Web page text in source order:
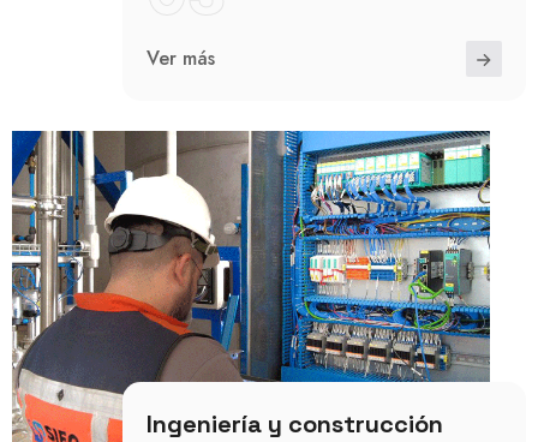
Ver más
Ingeniería y construcción